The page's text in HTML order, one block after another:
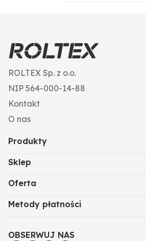
ROLTEX Sp. z o.o.
NIP 564-000-14-88
Kontakt
O nas
Produkty
Sklep
Oferta
Metody płatności
OBSERWUJ NAS